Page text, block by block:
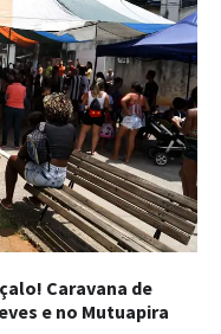
Caravana de
e no Mutuapira